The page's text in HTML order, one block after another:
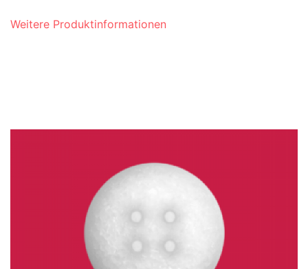
Weitere Produktinformationen